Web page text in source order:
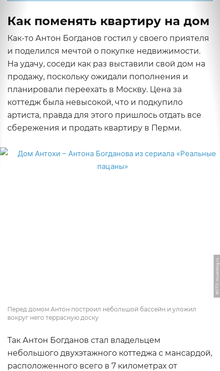
Как поменять квартиру на дом
Как-то Антон Богданов гостил у своего приятеля
и поделился мечтой о покупке недвижимости.
На удачу, соседи как раз выставили свой дом на
продажу, поскольку ожидали пополнения и
планировали переехать в Москву. Цена за
коттедж была невысокой, что и подкупило
артиста, правда для этого пришлось отдать все
сбережения и продать квартиру в Перми.
ФОТО: museblog.ru
Перед домом Антон построил небольшой бассейн и уложил
вокруг него террасную доску
Так Антон Богданов стал владельцем
небольшого двухэтажного коттеджа с мансардой,
расположенного всего в 7 километрах от